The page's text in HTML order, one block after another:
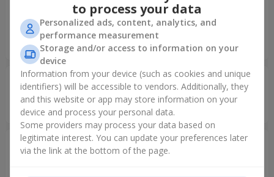
11.07.2025
Дякую Вам за роботу чудовий букет, дівчина в захваті.
Ви кращі, рекомендую
Євгенія 09.07.2025
5
Дякую за бездоганну роботу
Софія 11.06.2025
5
to process your data
Personalized ads, content, analytics, and
performance measurement
Storage and/or access to information on your
device
Information from your device (such as cookies and unique
identifiers) will be accessible to vendors. Additionally, they
and this website or app may store information on your
device and process your personal data.
Some providers may process your data based on
legitimate interest. You can update your preferences later
via the link at the bottom of the page.